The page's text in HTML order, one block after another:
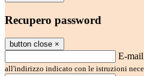
Recupero password
button close ×
E-mail
all'indirizzo indicato con le istruzioni